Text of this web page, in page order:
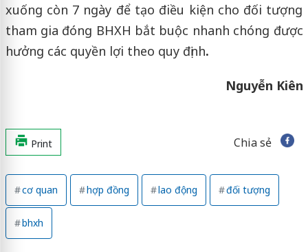
xuống còn 7 ngày để tạo điều kiện cho đối tượng
tham gia đóng BHXH bắt buộc nhanh chóng được
hưởng các quyền lợi theo quy định.
Nguyễn Kiên
Print Chia sẻ
cơ quan hợp đồng lao động đối tượng
bhxh